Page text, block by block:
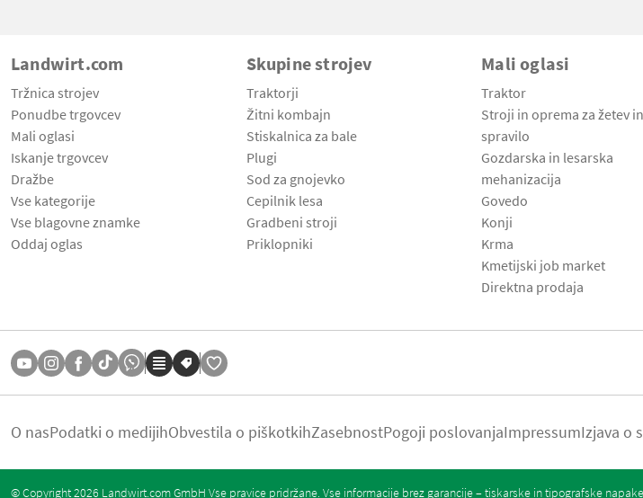
Landwirt.com
Tržnica strojev
Ponudbe trgovcev
Mali oglasi
Iskanje trgovcev
Dražbe
Vse kategorije
Vse blagovne znamke
Oddaj oglas
Skupine strojev
Traktorji
Žitni kombajn
Stiskalnica za bale
Plugi
Sod za gnojevko
Cepilnik lesa
Gradbeni stroji
Priklopniki
Mali oglasi
Traktor
Stroji in oprema za žetev in
spravilo
Gozdarska in lesarska
mehanizacija
Govedo
Konji
Krma
Kmetijski job market
Direktna prodaja
O nasPodatki o medijihObvestila o piškotkihZasebnostPogoji poslovanjaImpressumIzjava o
© Copyright 2026 Landwirt.com GmbH Vse pravice pridržane. Vse informacije brez garancije – tiskarske in tipografske